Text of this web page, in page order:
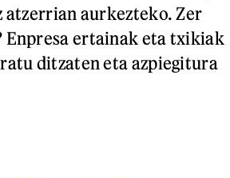
aurkezteko. Zer
ertainak eta txikiak
ditzaten eta azpiegitura